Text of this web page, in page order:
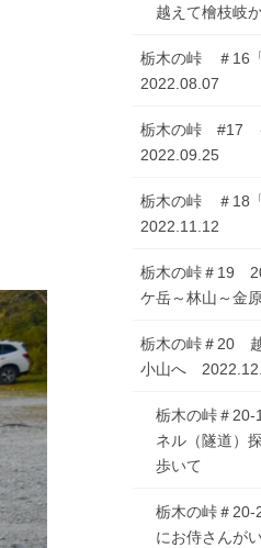
越えて檜枝岐
栃木の峠 ＃16
2022.08.07
栃木の峠 #17
2022.09.25
栃木の峠 ＃18
2022.11.12
栃木の峠＃19
ケ岳～林山～金
栃木の峠＃20
小山へ
栃木の峠＃
ネル（隧道）
歩いて
栃木の峠＃
にお侍さんが